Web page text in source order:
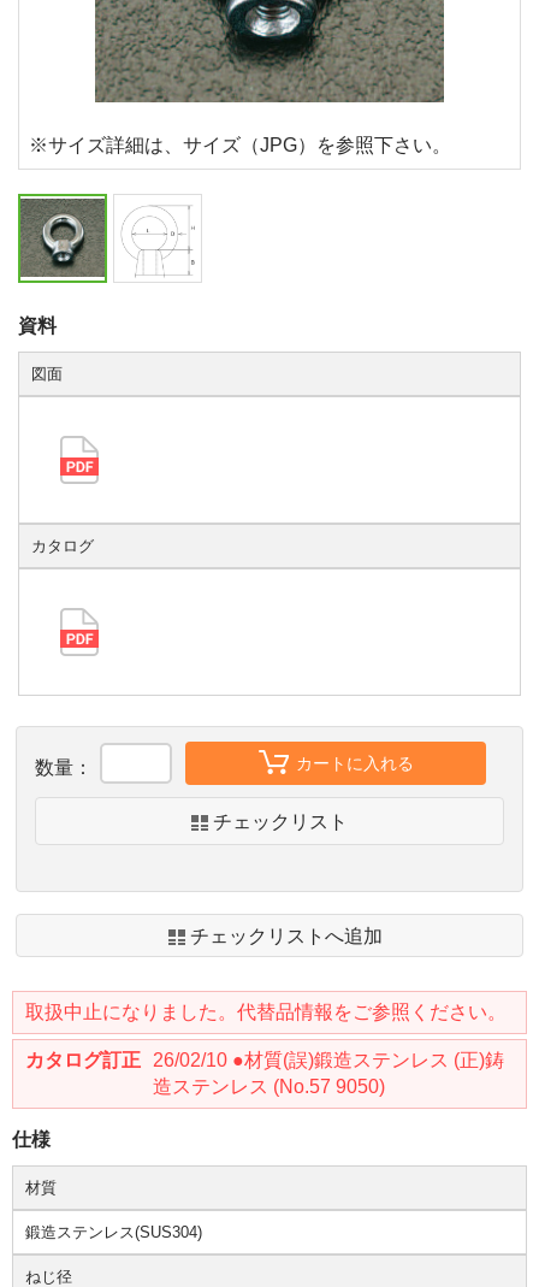
数量： カートに入れる
チェックリスト
チェックリストへ追加
取扱中止になりました。代替品情報をご参照ください。
カタログ訂正
26/02/10 ●材質(誤)鍛造ステンレス (正)鋳
造ステンレス (No.57 9050)
仕様
材質
鍛造ステンレス(SUS304)
ねじ径
※サイズ詳細は、サイズ（JPG）を参照下さい。
資料
図面
カタログ